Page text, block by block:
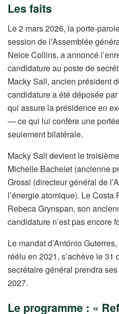
Les faits
Le 2 mars 2026, la porte-
session de l’Assemblée
Neice Collins, a annoncé
candidature au poste de
Macky Sall, ancien président
candidature a été déposée
qui assure la présidence en
— ce qui lui confère une
seulement bilatérale.
Macky Sall devient le
Michelle Bachelet (ancienne
Grossi (directeur général de
l’énergie atomique). Le
Rebeca Grynspan, son
candidature n’est pas encore
Le mandat d’António
réélu en 2021, s’achève le
secrétaire général prendra
2027.
Le programme : «